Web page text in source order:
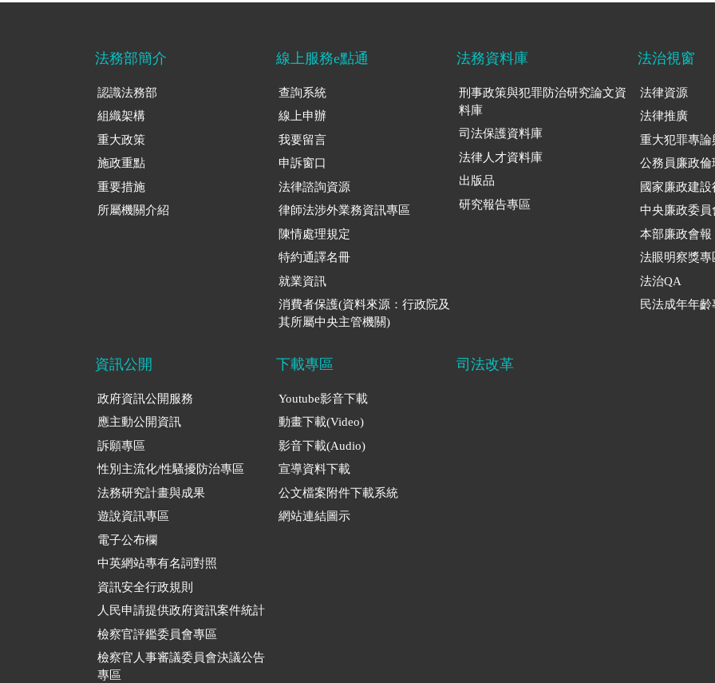
法務部簡介
認識法務部
組織架構
重大政策
施政重點
重要措施
所屬機關介紹
線上服務e點通
查詢系統
線上申辦
我要留言
申訴窗口
法律諮詢資源
律師法涉外業務資訊專區
陳情處理規定
特約通譯名冊
就業資訊
消費者保護(資料來源：行政院及
其所屬中央主管機關)
法務資料庫
刑事政策與犯罪防治研究論文資
料庫
司法保護資料庫
法律人才資料庫
出版品
研究報告專區
法治視窗
法律資源
法律推廣
重大犯罪專論
公務員廉政倫
國家廉政建設
中央廉政委員
本部廉政會報
法眼明察獎專
法治QA
民法成年年齡
資訊公開
政府資訊公開服務
應主動公開資訊
訴願專區
性別主流化/性騷擾防治專區
法務研究計畫與成果
遊說資訊專區
電子公布欄
中英網站專有名詞對照
資訊安全行政規則
人民申請提供政府資訊案件統計
檢察官評鑑委員會專區
檢察官人事審議委員會決議公告
專區
下載專區
Youtube影音下載
動畫下載(Video)
影音下載(Audio)
宣導資料下載
公文檔案附件下載系統
網站連結圖示
司法改革